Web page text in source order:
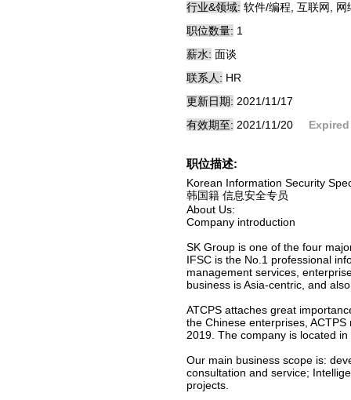
行业&领域: 软件/编程, 互联网, 网
职位数量: 1
薪水: 面谈
联系人: HR
更新日期: 2021/11/17
有效期至: 2021/11/20 Expired
职位描述:
Korean Information Security
韩国籍 信息安全专员
About Us:
Company introduction
SK Group is one of the four
IFSC is the No.1 professional
management services,
business is Asia-centric, and
ATCPS attaches great
the Chinese enterprises,
2019. The company is located
Our main business scope is:
consultation and service;
projects.